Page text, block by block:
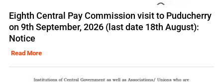
Eighth Central Pay Commission visit to Puducherry
on 9th September, 2026 (last date 18th August):
Notice
Read More